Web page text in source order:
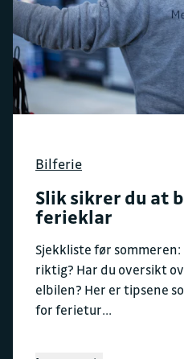
Bilferie
Slik sikrer du at
ferieklar
Sjekkliste før
riktig? Har du oversikt
elbilen? Her er tipsene
for ferietur...